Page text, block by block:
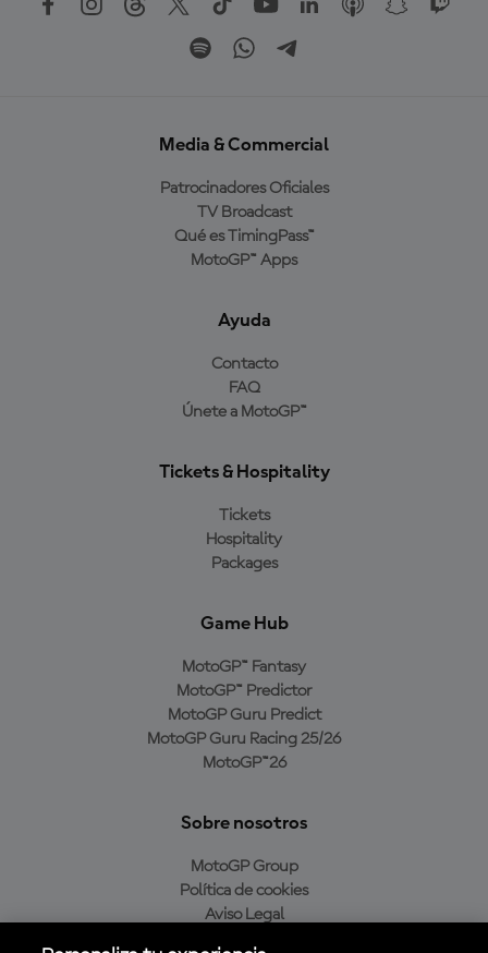
Media & Commercial
Patrocinadores Oficiales
TV Broadcast
Qué es TimingPass™
MotoGP™ Apps
Ayuda
Contacto
FAQ
Únete a MotoGP™
Tickets & Hospitality
Tickets
Hospitality
Packages
Game Hub
MotoGP™ Fantasy
MotoGP™ Predictor
MotoGP Guru Predict
MotoGP Guru Racing 25/26
MotoGP™26
Sobre nosotros
MotoGP Group
Política de cookies
Aviso Legal